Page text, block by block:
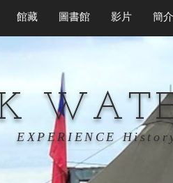
館藏 圖書館 影片 簡介
EXPERIENCE